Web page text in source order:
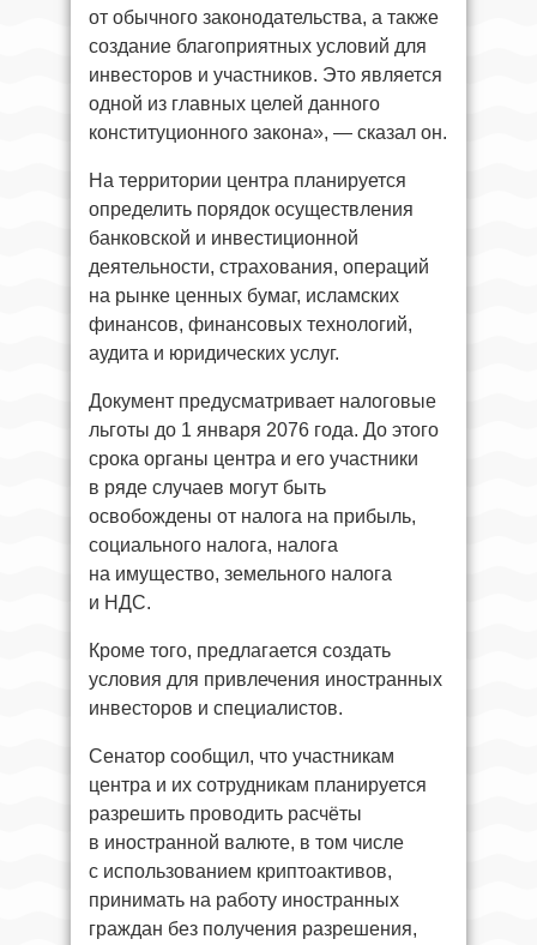
от обычного законодательства, а также
создание благоприятных условий для
инвесторов и участников. Это является
одной из главных целей данного
конституционного закона», — сказал он.
На территории центра планируется
определить порядок осуществления
банковской и инвестиционной
деятельности, страхования, операций
на рынке ценных бумаг, исламских
финансов, финансовых технологий,
аудита и юридических услуг.
Документ предусматривает налоговые
льготы до 1 января 2076 года. До этого
срока органы центра и его участники
в ряде случаев могут быть
освобождены от налога на прибыль,
социального налога, налога
на имущество, земельного налога
и НДС.
Кроме того, предлагается создать
условия для привлечения иностранных
инвесторов и специалистов.
Сенатор сообщил, что участникам
центра и их сотрудникам планируется
разрешить проводить расчёты
в иностранной валюте, в том числе
с использованием криптоактивов,
принимать на работу иностранных
граждан без получения разрешения,